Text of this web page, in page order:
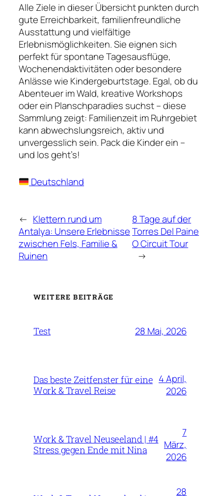
Alle Ziele in dieser Übersicht punkten durch
gute Erreichbarkeit, familienfreundliche
Ausstattung und vielfältige
Erlebnismöglichkeiten. Sie eignen sich
perfekt für spontane Tagesausflüge,
Wochenendaktivitäten oder besondere
Anlässe wie Kindergeburtstage. Egal, ob du
Abenteuer im Wald, kreative Workshops
oder ein Planschparadies suchst – diese
Sammlung zeigt: Familienzeit im Ruhrgebiet
kann abwechslungsreich, aktiv und
unvergesslich sein. Pack die Kinder ein –
und los geht’s!
Deutschland
← Klettern rund um
Antalya: Unsere Erlebnisse
zwischen Fels, Familie &
Ruinen
8 Tage auf der
Torres Del Paine
O Circuit Tour
→
WEITERE BEITRÄGE
Test 28 Mai, 2026
Das beste Zeitfenster für eine
Work & Travel Reise
4 April,
2026
Work & Travel Neuseeland | #4
Stress gegen Ende mit Nina
7
März,
2026
28